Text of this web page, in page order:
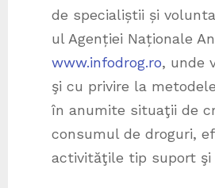
de specialiștii și
ul Agenției Naționale
www.infodrog.ro, unde
şi cu privire la
în anumite situaţii de
consumul de droguri,
activităţile tip suport şi